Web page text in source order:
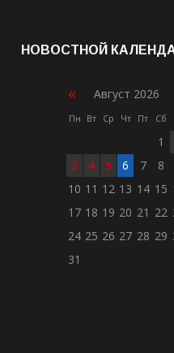
НОВОСТНОЙ
« Август 2026
Пн Вт Ср Чт Пт Сб
1
3
4 5 6 7 8
10 11 12 13 14 15
17 18 19 20 21 22
24 25 26 27 28 29
31